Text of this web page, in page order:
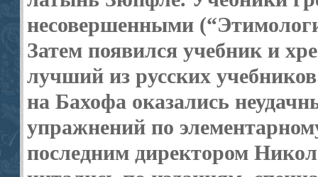
несовер­шенными
Затем появился учебник и
лучший из русских
на Бахофа оказались
упражнений по
последним директором